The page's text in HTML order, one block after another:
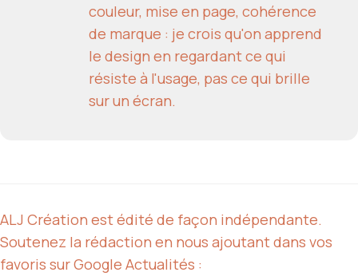
couleur, mise en page, cohérence
de marque : je crois qu'on apprend
le design en regardant ce qui
résiste à l'usage, pas ce qui brille
sur un écran.
ALJ Création est édité de façon indépendante.
Soutenez la rédaction en nous ajoutant dans vos
favoris sur Google Actualités :